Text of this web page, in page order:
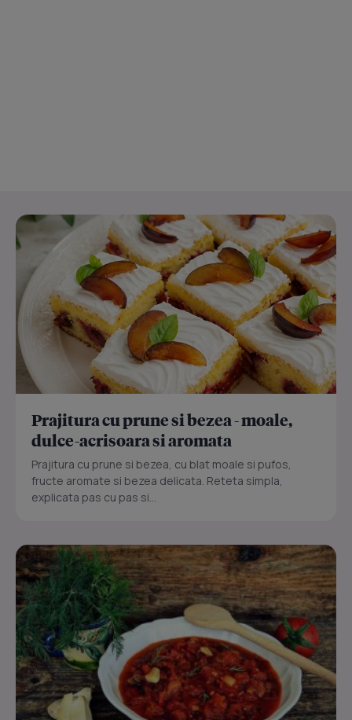
Prajitura cu prune si bezea - moale,
dulce-acrisoara si aromata
Prajitura cu prune si bezea, cu blat moale si pufos,
fructe aromate si bezea delicata. Reteta simpla,
explicata pas cu pas si...